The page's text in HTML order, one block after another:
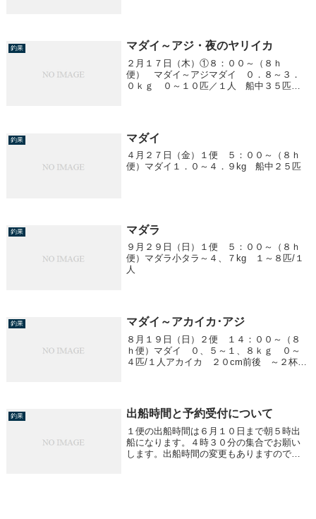
釣果 マダイ～アジ・夜のヤリイカ
２月１７日（木）①８：００～（８ｈ
便） マダイ～アジマダイ ０．８～３．
０ｋｇ ０～１０匹／１人 船中３５匹ア
く中止です。土曜...
釣果 マダイ
４月２７日（金）１便 ５：００～（８ｈ
便）マダイ１．０～４．９kg 船中２５匹
釣果 マダラ
９月２９日（日）１便 ５：００～（８ｈ
便）マダラ小タラ～４、７kg １～８匹/１
人
釣果 マダイ～アカイカ･アジ
８月１９日（日）２便 １４：００～（８
ｈ便）マダイ ０、５～１、８ｋｇ ０～
４匹/１人アカイカ ２０cm前後 ～２杯/
釣果 出船時間と予約受付について
１便の出船時間は６月１０日まで朝５時出
船になります。４時３０分の集合でお願い
します。出船時間の変更もありますので予